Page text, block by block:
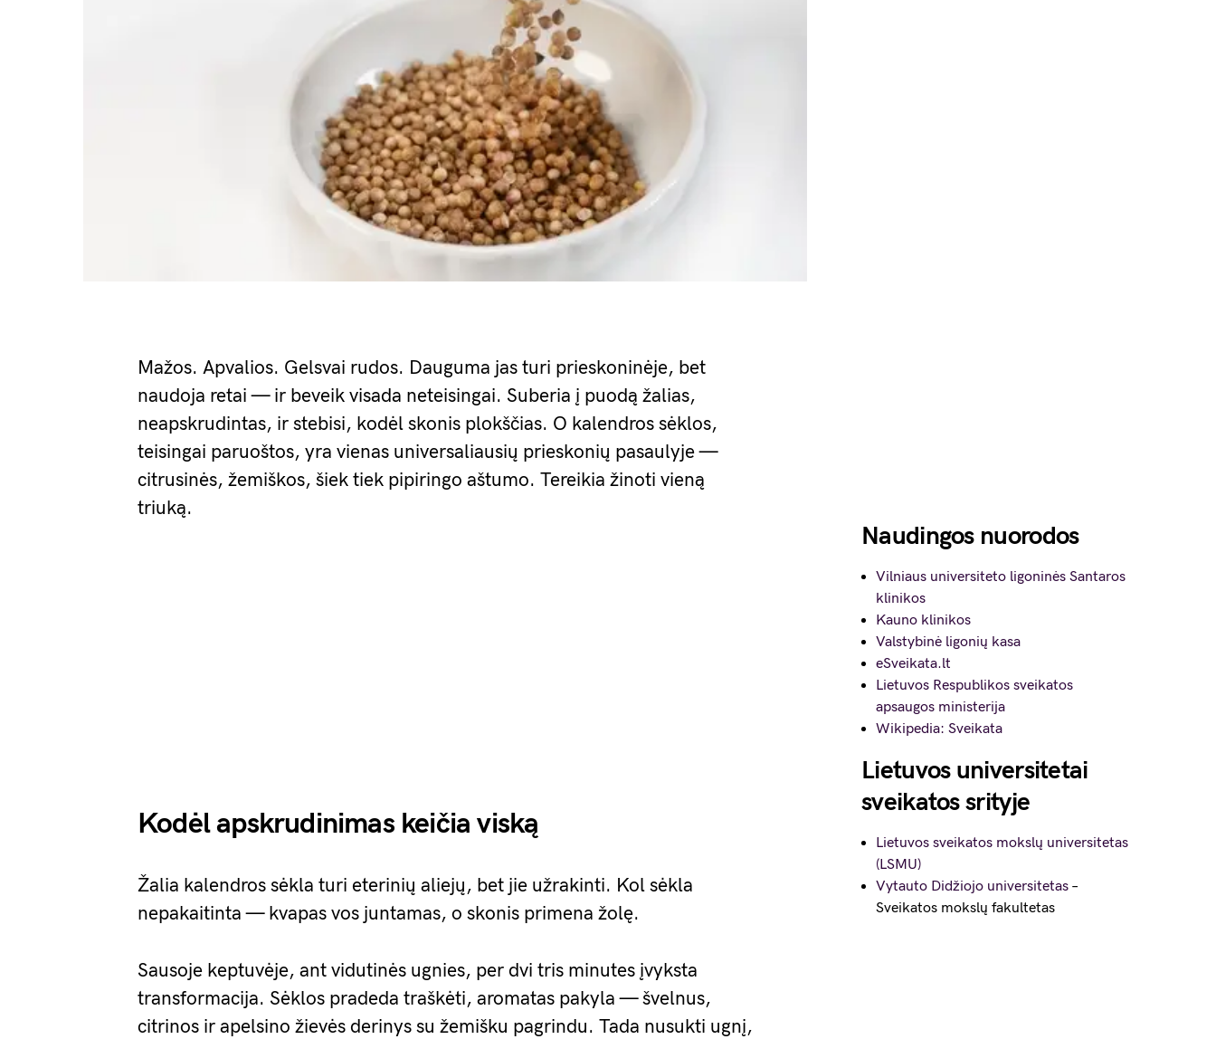
Mažos. Apvalios. Gelsvai rudos. Dauguma jas turi prieskoninėje, bet
naudoja retai — ir beveik visada neteisingai. Suberia į puodą žalias,
neapskrudintas, ir stebisi, kodėl skonis plokščias. O kalendros sėklos,
teisingai paruoštos, yra vienas universaliausių prieskonių pasaulyje —
citrusinės, žemiškos, šiek tiek pipiringo aštumo. Tereikia žinoti vieną
triuką.
Kodėl apskrudinimas keičia viską
Žalia kalendros sėkla turi eterinių aliejų, bet jie užrakinti. Kol sėkla
nepakaitinta — kvapas vos juntamas, o skonis primena žolę.
Sausoje keptuvėje, ant vidutinės ugnies, per dvi tris minutes įvyksta
transformacija. Sėklos pradeda traškėti, aromatas pakyla — švelnus,
citrinos ir apelsino žievės derinys su žemišku pagrindu. Tada nusukti ugnį,
Naudingos nuorodos
Vilniaus universiteto ligoninės Santaros
klinikos
Kauno klinikos
Valstybinė ligonių kasa
eSveikata.lt
Lietuvos Respublikos sveikatos
apsaugos ministerija
Wikipedia: Sveikata
Lietuvos universitetai
sveikatos srityje
Lietuvos sveikatos mokslų universitetas
(LSMU)
Vytauto Didžiojo universitetas –
Sveikatos mokslų fakultetas